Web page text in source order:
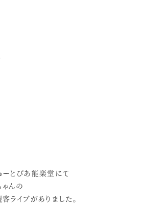
ーとぴあ能楽堂にて
んの
ライブがありました。